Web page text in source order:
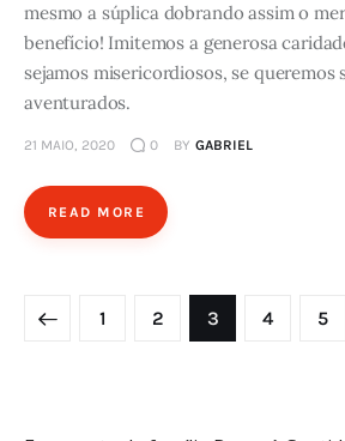
mesmo a súplica dobrando assim o
benefício! Imitemos a generosa
sejamos misericordiosos, se queremos
aventurados.
21 MAIO, 2020 0 BY GABRIEL
READ MORE
Paginação
de
PAGE
1 PAGE
2 PAGE
3 PAGE
4 5